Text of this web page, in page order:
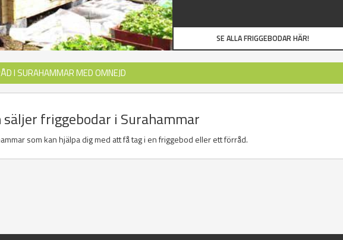
SE ALLA FRIGGEBODAR HÄR!
I SURAHAMMAR MED OMNEJD
friggebodar i Surahammar
som kan hjälpa dig med att få tag i en friggebod eller ett förråd.